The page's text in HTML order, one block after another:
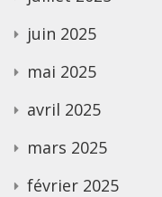
juin 2025
mai 2025
avril 2025
mars 2025
février 2025